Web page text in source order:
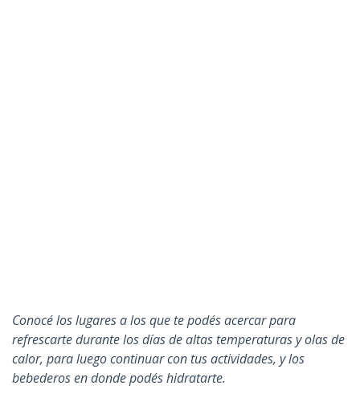
Conocé los lugares a los que te podés acercar para
refrescarte durante los días de altas temperaturas y olas de
calor, para luego continuar con tus actividades, y los
bebederos en donde podés hidratarte.